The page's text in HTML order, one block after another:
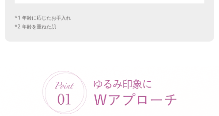
年齢に応じたお手入れ
年齢を重ねた肌